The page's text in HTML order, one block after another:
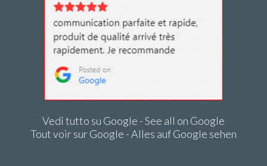
Vedi tutto su Google - See all on Google
Tout voir sur Google - Alles auf Google sehen